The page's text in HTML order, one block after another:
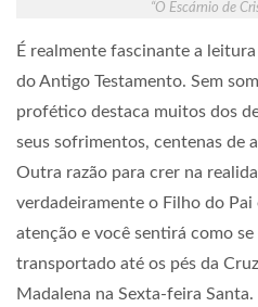
“O Escárnio de
É realmente fascinante a
do Antigo Testamento. Sem
profético destaca muitos dos
seus sofrimentos, centenas de
Outra razão para crer na
verdadeiramente o Filho do Pai
atenção e você sentirá como se
transportado até os pés da
Madalena na Sexta-feira Santa.